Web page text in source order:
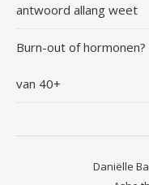
antwoord allang weet
Burn-out of
van 40+
Daniëlle